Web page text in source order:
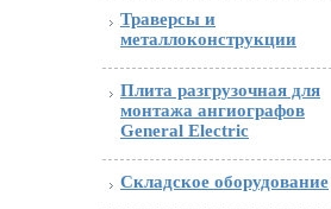
Траверсы и
металлоконструкции
Плита разгрузочная для
монтажа ангиографов
General Electric
Складское оборудование